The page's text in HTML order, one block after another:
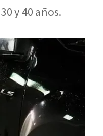
y 40 años.